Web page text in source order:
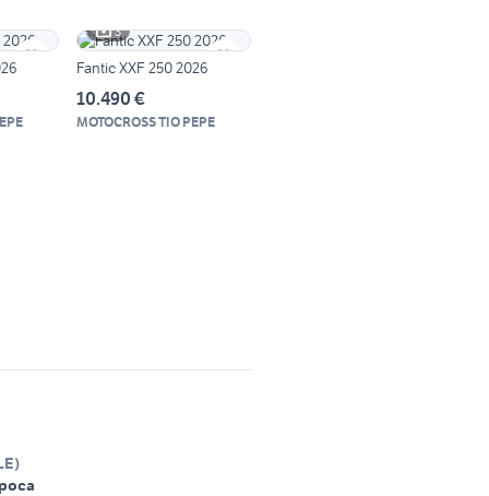
3
Fantic XXF 250 2026
10.490 €
MOTOCROSS TIO PEPE
)